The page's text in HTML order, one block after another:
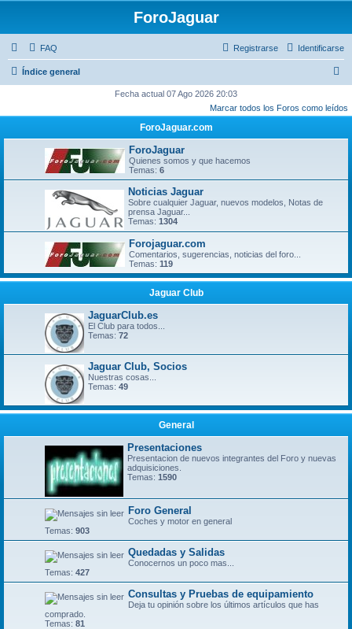
ForoJaguar
FAQ Identificarse
Registrarse
Índice general
s
Fecha actual 07 Ago 2026 20:03
Marcar todos los Foros como leídos
ForoJaguar.com
ForoJaguar
Quienes somos y que hacemos
Temas: 6
Noticias Jaguar
Sobre cualquier Jaguar, nuevos modelos, Notas de
prensa Jaguar...
Temas: 1304
Forojaguar.com
Comentarios, sugerencias, noticias del foro...
Temas: 119
Jaguar Club
JaguarClub.es
El Club para todos...
Temas: 72
Jaguar Club, Socios
Nuestras cosas...
Temas: 49
General
Presentaciones
Presentacion de nuevos integrantes del Foro y nuevas
adquisiciones.
Temas: 1590
Foro General
Coches y motor en general
Temas: 903
Quedadas y Salidas
Conocernos un poco mas...
Temas: 427
Consultas y Pruebas de equipamiento
Deja tu opinión sobre los últimos artículos que has
comprado.
Temas: 81